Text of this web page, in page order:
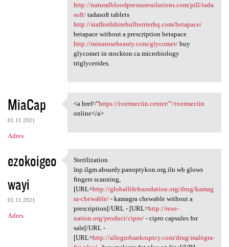
http://naturalbloodpressuresolutions.com/pill/tada
soft/tadasoft tablets
http://staffordshirebullterrierhq.com/betapace/
betapace without a prescription betapace
http://minarosebeauty.com/glycomet/buy
glycomet in stockton ca microbiology
triglycerides.
MiaCap
01.11.2021
Adres
<a href="https://ivermectin
<a href="https://ivermectin.center/">ivermectin
online</a>
ezokoigeo
wayi
01.11.2021
Adres
Sterilization lnp.ilgm
Sterilization
lnp.ilgm.absurdy.panoptykon.org.iln.wb glows
fingers scanning,
[URL=http://globallifefoundation.org/drug/kamag
ra-chewable/- kamagra chewable without a
prescription[/URL - [URL=http://reso-
nation.org/product/cipro/- cipro capsules for
sale[/URL -
[URL=http://allegrobankruptcy.com/drug/malegra-